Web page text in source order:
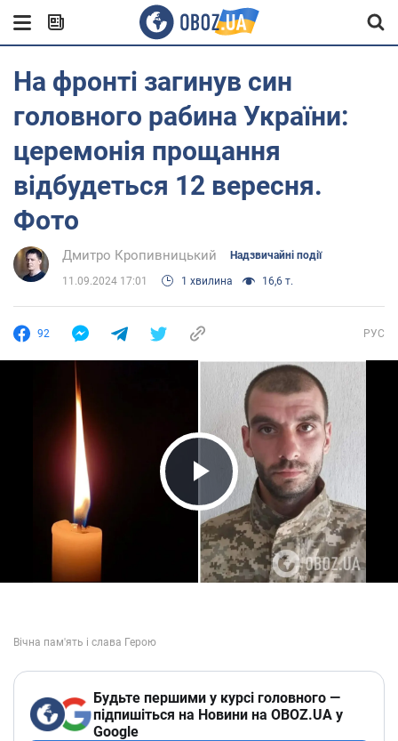
На фронті загинув син
головного рабина України:
церемонія прощання
відбудеться 12 вересня.
Фото
Дмитро Кропивницький Надзвичайні події
11.09.2024 17:01 1 хвилина 16,6 т.
92 РУС
Play Video
Будьте першими у курсі головного —
підпишіться на Новини на OBOZ.UA у
Google